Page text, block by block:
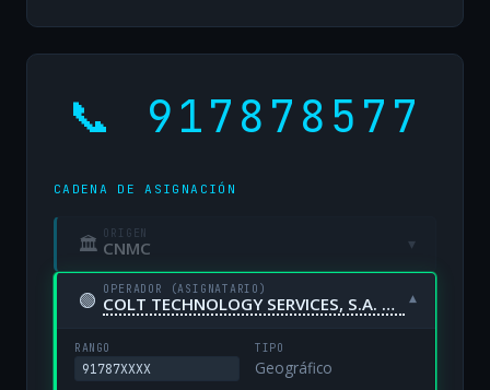
📞 917878577
CADENA DE ASIGNACIÓN
🏛 ORIGEN
CNMC ▾
🟢 OPERADOR (ASIGNATARIO)
COLT TECHNOLOGY SERVICES, S.A. UNIPERSONAL ▾
RANGO
91787XXXX
TIPO
Geográfico